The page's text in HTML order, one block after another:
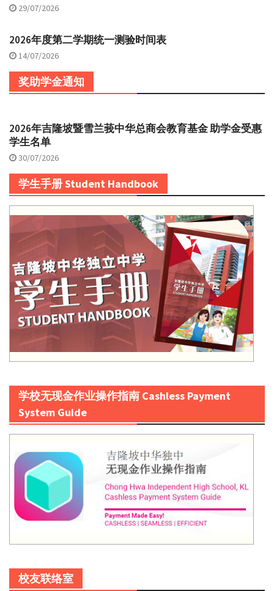
29/07/2026
2026年度第二学期统一测验时间表
14/07/2026
奖助学金通知
2026年吉隆坡暨雪兰莪中华总商会教育基金 助学金受惠
学生名单
30/07/2026
学生手册 Student Handbook
学校无现金作业操作指南 Cashless Payment
System Guide
校友联络室